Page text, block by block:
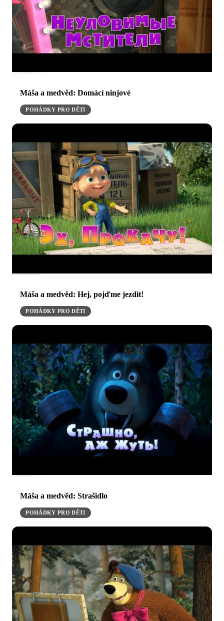
Máša a medvěd: Domácí ninjové
POHÁDKY PRO DĚTI
Máša a medvěd: Hej, pojďme jezdit!
POHÁDKY PRO DĚTI
Máša a medvěd: Strašidlo
POHÁDKY PRO DĚTI